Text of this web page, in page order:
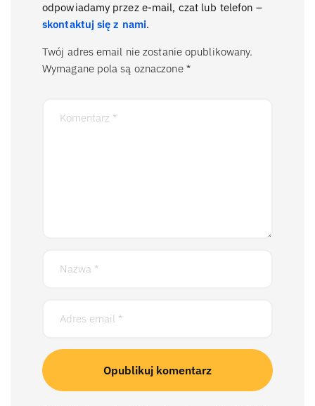
odpowiadamy przez e-mail, czat lub telefon –
skontaktuj się z nami.
Twój adres email nie zostanie opublikowany.
Wymagane pola są oznaczone *